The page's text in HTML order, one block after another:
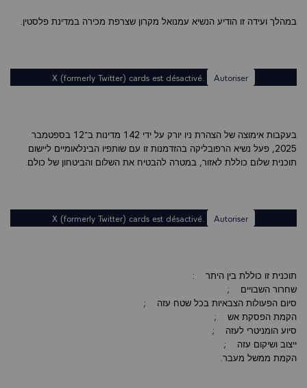
במהלך ועידה זו הודיע הנשיא עמנואל מקרון שצרפת מכירה במדינת פלסטין.
X (formerly Twitter) cards est désactivé. Autoriser
בעקבות אימוצה של הצהרת ניו יורק על ידי 142 מדינות ב־12 בספטמבר
2025, פעל נשיא הרפובליקה בהזדמנות זו עם שותפיו הבינלאומיים ליישום
תוכנית שלום כוללת לאזור, במטרה להבטיח את השלום והביטחון של כולם.
X (formerly Twitter) cards est désactivé. Autoriser
תוכנית זו כוללת בין היתר :
שחרור השבויים ;
סיום הפעולות הצבאיות בכל שטח עזה ;
הקמת הפסקת אש ;
סיוע הומניטרי לעזה ;
ייצוב ושיקום עזה ;
הקמת ממשל מעבר.